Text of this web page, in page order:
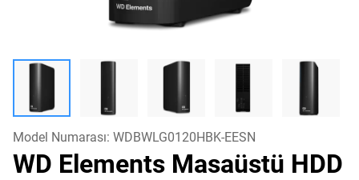
Model Numarası: WDBWLG0120HBK-EESN
WD Elements Masaüstü HDD